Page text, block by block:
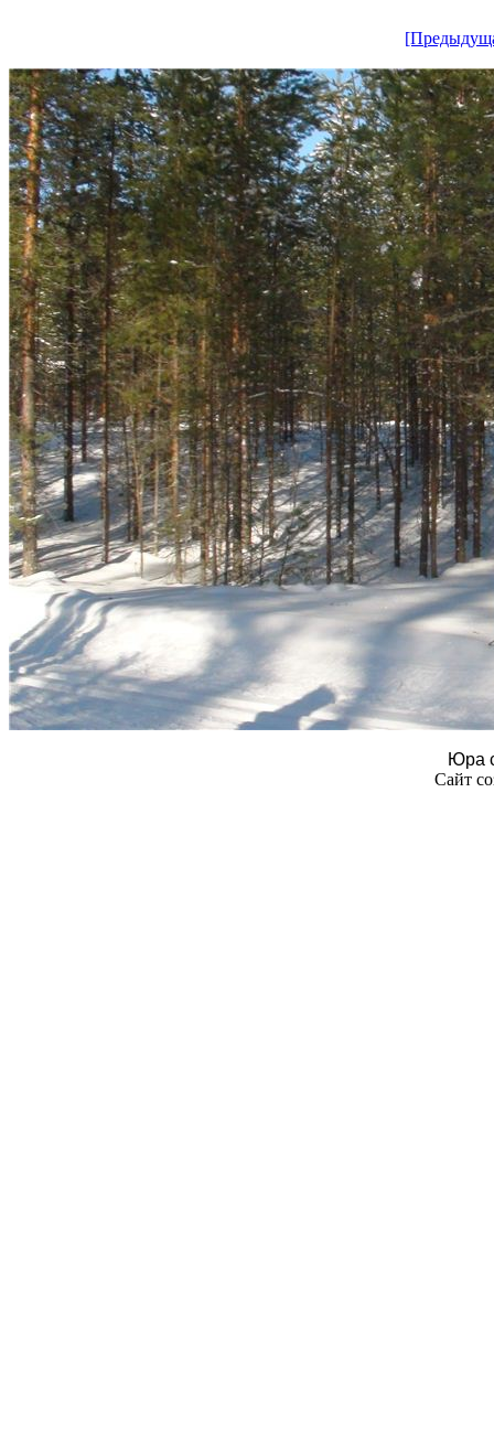
Юра
Сайт